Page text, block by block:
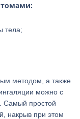
тела;
методом, а также
можно с
Самый простой
накрыв при этом